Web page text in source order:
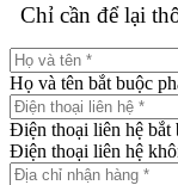
Chỉ cần để lại
Họ và tên bắt buộc
Điện thoại liên hệ
Điện thoại liên hệ